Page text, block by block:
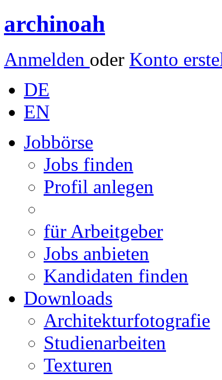
archinoah
Anmelden oder Konto
DE
EN
Jobbörse
Jobs finden
Profil anlegen
für Arbeitgeber
Jobs anbieten
Kandidaten finden
Downloads
Architekturfotografie
Studienarbeiten
Texturen